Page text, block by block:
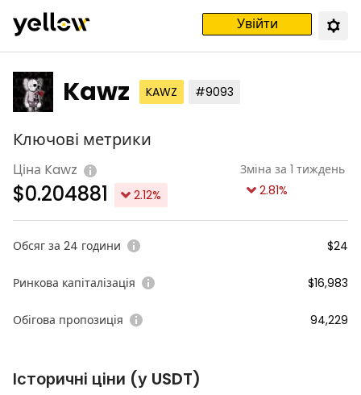
Увійти
Kawz KAWZ #9093
Ключові метрики
Ціна Kawz
$0.204881 2.12%
Зміна за 1 тиждень
2.81%
Обсяг за 24 години $24
Ринкова капіталізація $16,983
Обігова пропозиція 94,229
Історичні ціни (у USDT)